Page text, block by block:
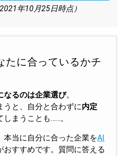
年10月25日時点）
たに合っているかチ
なるのは企業選び。
うと、自分と合わずに内定
しまうことも……。
本当に自分に合った企業をAI
おすすめです。質問に答える